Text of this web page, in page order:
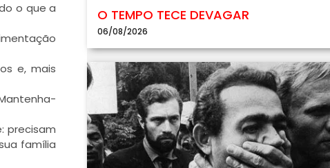
o que a
e, mais
precisam
família
O TEMPO TECE DEVAGAR
06/08/2026